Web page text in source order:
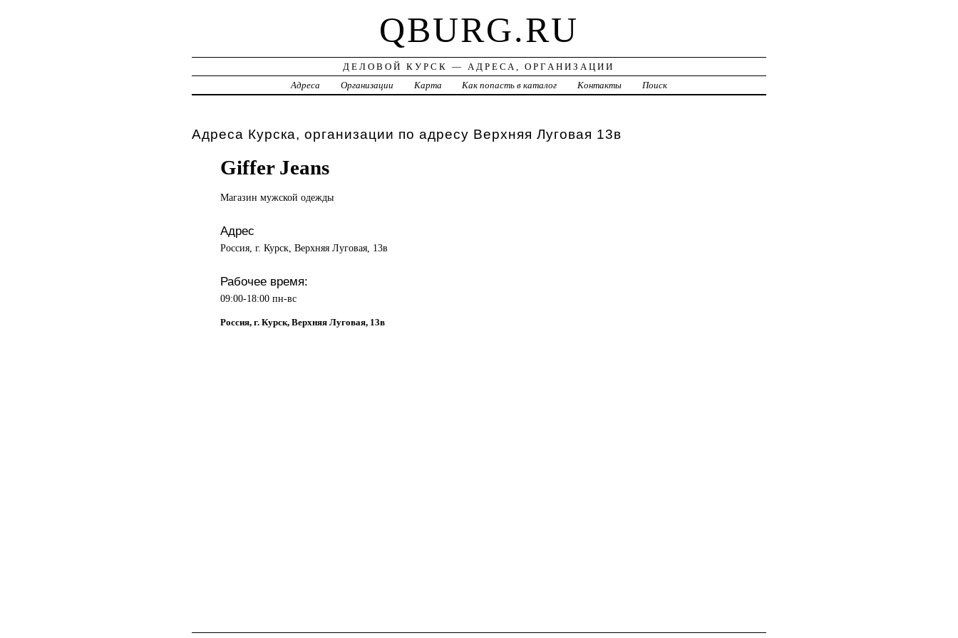
QBURG.RU
ДЕЛОВОЙ КУРСК — АДРЕСА, ОРГАНИЗАЦИИ
Адреса
Организации Карта Как попасть в каталог Контакты Поиск
Адреса Курска, организации по адресу Верхняя Луговая 13в
Giffer Jeans
Магазин мужской одежды
Адрес
Россия, г. Курск, Верхняя Луговая, 13в
Рабочее время:
09:00-18:00 пн-вс
Россия, г. Курск, Верхняя Луговая, 13в